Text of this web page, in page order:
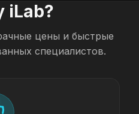
iLab?
цены и быстрые
специалистов.